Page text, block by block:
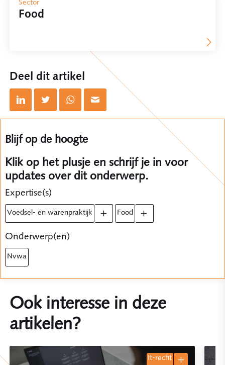
Food
Deel dit artikel
Blijf op de hoogte
Klik op het plusje en schrijf je in voor
updates over dit onderwerp.
Expertise(s)
voedsel- en warenpraktijk food
Onderwerp(en)
nvwa
Ook interesse in deze
artikelen?
it-recht